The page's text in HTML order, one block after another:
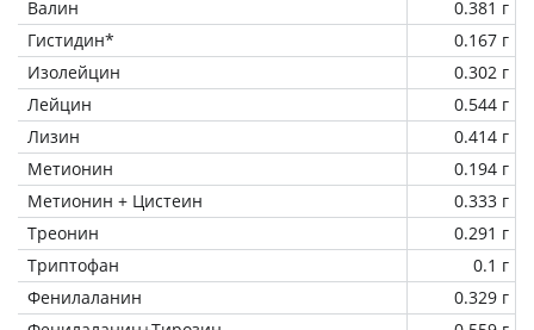
Валин
0.381 г
Гистидин*
0.167 г
Изолейцин
0.302 г
Лейцин
0.544 г
Лизин
0.414 г
Метионин
0.194 г
Метионин + Цистеин
0.333 г
Треонин
0.291 г
Триптофан
0.1 г
Фенилаланин
0.329 г